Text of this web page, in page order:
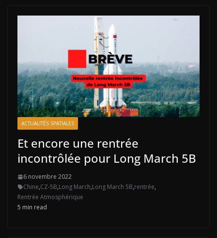
ACTUALITÉS SPATIALES
Et encore une rentrée
incontrôlée pour Long March 5B
6 novembre 2022
Chine,CZ-5B,Long March,Long March 5B,rentrée,
Rentrée Atmosphérique
5 min read